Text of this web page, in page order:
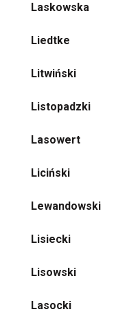
Laskowska
Liedtke
Litwiński
Listopadzki
Lasowert
Liciński
Lewandowski
Lisiecki
Lisowski
Lasocki